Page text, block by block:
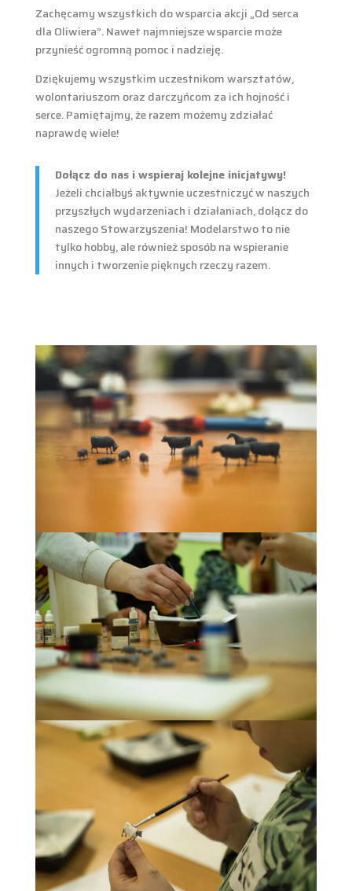
Zachęcamy wszystkich do wsparcia akcji „Od serca
dla Oliwiera”. Nawet najmniejsze wsparcie może
przynieść ogromną pomoc i nadzieję.
Dziękujemy wszystkim uczestnikom warsztatów,
wolontariuszom oraz darczyńcom za ich hojność i
serce. Pamiętajmy, że razem możemy zdziałać
naprawdę wiele!
Dołącz do nas i wspieraj kolejne inicjatywy!
Jeżeli chciałbyś aktywnie uczestniczyć w naszych
przyszłych wydarzeniach i działaniach, dołącz do
naszego Stowarzyszenia! Modelarstwo to nie
tylko hobby, ale również sposób na wspieranie
innych i tworzenie pięknych rzeczy razem.